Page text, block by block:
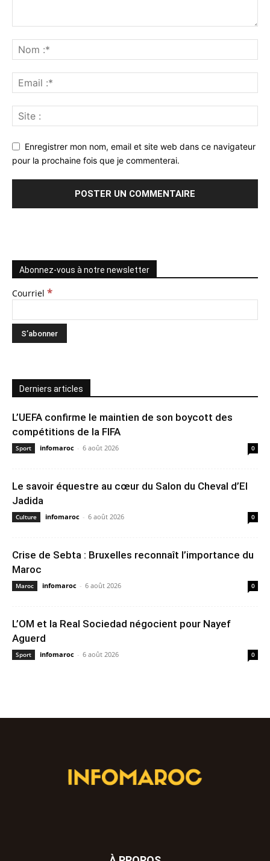
Enregistrer mon nom, email et site web dans ce navigateur
pour la prochaine fois que je commenterai.
Abonnez-vous à notre newsletter
Courriel *
Derniers articles
L’UEFA confirme le maintien de son boycott des
compétitions de la FIFA
Sport infomaroc - 6 août 2026 0
Le savoir équestre au cœur du Salon du Cheval d’El
Jadida
Culture infomaroc - 6 août 2026 0
Crise de Sebta : Bruxelles reconnaît l’importance du
Maroc
Maroc infomaroc - 6 août 2026 0
L’OM et la Real Sociedad négocient pour Nayef
Aguerd
Sport infomaroc - 6 août 2026 0